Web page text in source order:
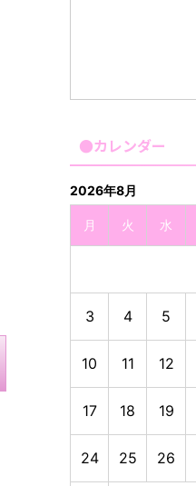
●カレンダー
2026年8月
月 火 水
3 4 5
10 11 12
17 18 19
24 25 26